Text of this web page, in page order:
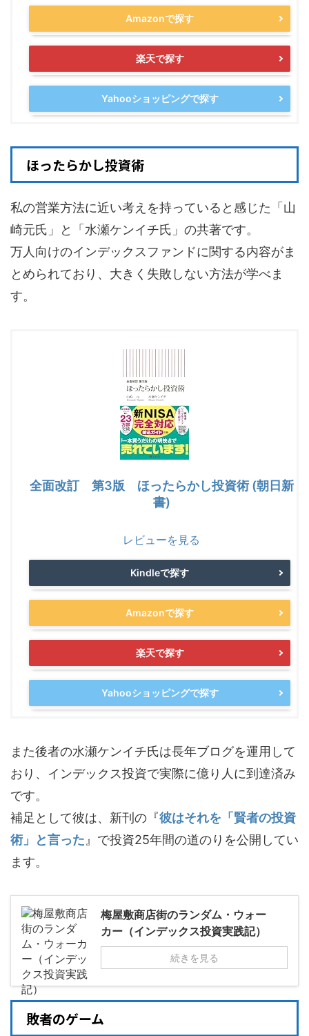
Amazonで探す
楽天で探す
Yahooショッピングで探す
ほったらかし投資術
私の営業方法に近い考えを持っていると感じた「山
崎元氏」と「水瀬ケンイチ氏」の共著です。
万人向けのインデックスファンドに関する内容がま
とめられており、大きく失敗しない方法が学べま
す。
全面改訂 第3版 ほったらかし投資術 (朝日新
書)
レビューを見る
Kindleで探す
Amazonで探す
楽天で探す
Yahooショッピングで探す
また後者の水瀬ケンイチ氏は長年ブログを運用して
おり、インデックス投資で実際に億り人に到達済み
です。
補足として彼は、新刊の『彼はそれを「賢者の投資
術」と言った 』で投資25年間の道のりを公開してい
ます。
梅屋敷商店街のランダム・ウォー
カー（インデックス投資実践記）
続きを見る
敗者のゲーム